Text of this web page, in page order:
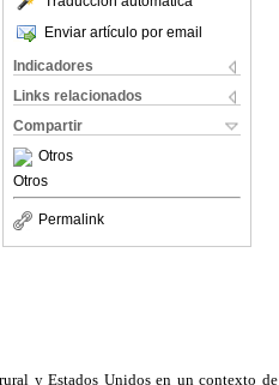
Enviar artículo por email
Indicadores
Links relacionados
Compartir
Otros
Otros
Permalink
y Estados Unidos en un contexto de